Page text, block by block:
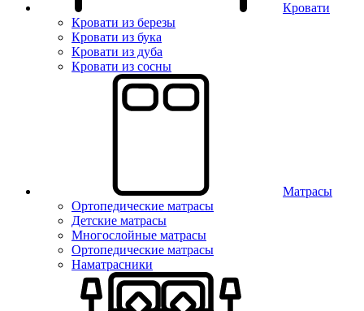
Кровати
Кровати из березы
Кровати из бука
Кровати из дуба
Кровати из сосны
Матрасы
Ортопедические матрасы
Детские матрасы
Многослойные матрасы
Ортопедические матрасы
Наматрасники